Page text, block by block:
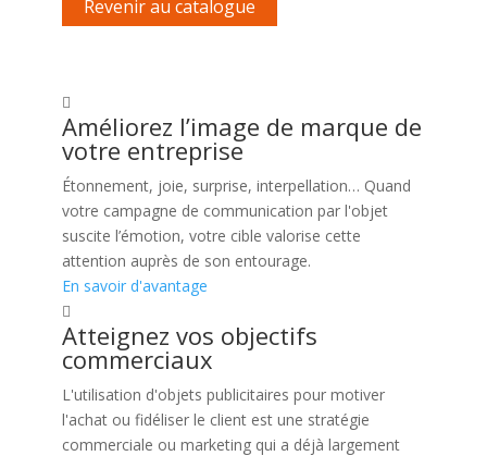
Revenir au catalogue
Améliorez l’image de marque de
votre entreprise
Étonnement, joie, surprise, interpellation… Quand
votre campagne de communication par l'objet
suscite l’émotion, votre cible valorise cette
attention auprès de son entourage.
En savoir d'avantage
Atteignez vos objectifs
commerciaux
L'utilisation d'objets publicitaires pour motiver
l'achat ou fidéliser le client est une stratégie
commerciale ou marketing qui a déjà largement